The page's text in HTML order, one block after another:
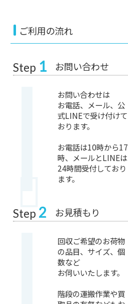
ご利用の流れ
Step 1 お問い合わせ
お問い合わせは
お電話、メール、公
式LINEで受け付けて
おります。
お電話は10時から17
時、メールとLINEは
24時間受付しており
ます。
Step 2 お見積もり
回収ご希望のお荷物
の品目、サイズ、個
数など
お伺いいたします。
階段の運搬作業や買